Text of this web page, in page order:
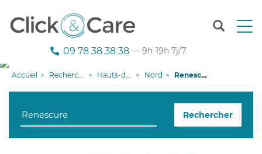
T
n
g
09 78 38 38 38 — 9h-19h 7j/7
Accueil Recherche aide à domicile Hauts-de-France Nord Renescure
Rechercher